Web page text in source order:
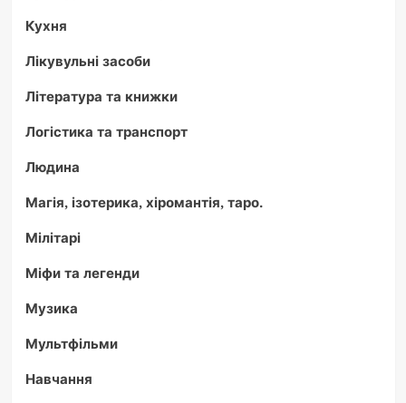
Кухня
Лікувульні засоби
Література та книжки
Логістика та транспорт
Людина
Магія, ізотерика, хіромантія, таро.
Мілітарі
Міфи та легенди
Музика
Мультфільми
Навчання